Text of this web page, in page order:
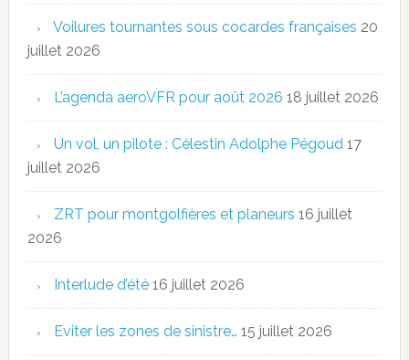
Voilures tournantes sous cocardes françaises 20
juillet 2026
L’agenda aeroVFR pour août 2026 18 juillet 2026
Un vol, un pilote : Célestin Adolphe Pégoud 17
juillet 2026
ZRT pour montgolfières et planeurs 16 juillet
2026
Interlude d’été 16 juillet 2026
Eviter les zones de sinistre… 15 juillet 2026